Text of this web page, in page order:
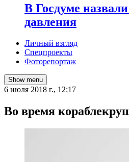
В Госдуме
давления
Личный взгляд
Спецпроекты
Фоторепортаж
Show menu
6 июля 2018 г., 12:17
Во время